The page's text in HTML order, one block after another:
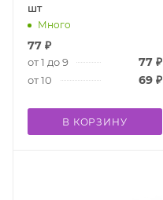
шт
Много
77 ₽
от 1 до 9 77₽
от 10 69₽
В КОРЗИНУ